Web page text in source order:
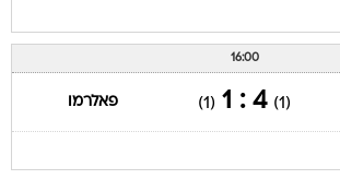
16:00
(1)
4 : 1
(1) פאלרמו